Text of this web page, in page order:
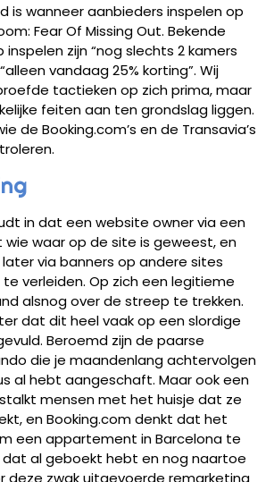
is wanneer aanbieders inspelen op
Fear Of Missing Out. Bekende
inspelen zijn “nog slechts 2 kamers
vandaag 25% korting”. Wij
tactieken op zich prima, maar
feiten aan ten grondslag liggen.
de Booking.com’s en de Transavia’s
in dat een website owner via een
waar op de site is geweest, en
via banners op andere sites
verleiden. Op zich een legitieme
alsnog over de streep te trekken.
dat dit heel vaak op een slordige
Beroemd zijn de paarse
die je maandenlang achtervolgen
al hebt aangeschaft. Maar ook een
mensen met het huisje dat ze
en Booking.com denkt dat het
een appartement in Barcelona te
dat al geboekt hebt en nog naartoe
deze zwak uitgevoerde remarketing